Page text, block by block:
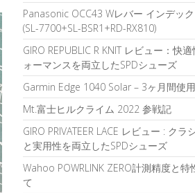
Panasonic OCC43 Wレバー インデッ
(SL-7700+SL-BSR1+RD-RX810)
GIRO REPUBLIC R KNIT レビュー：快
ォーマンスを両立したSPDシューズ
Garmin Edge 1040 Solar – 3ヶ月間使
Mt.富士ヒルクライム 2022 参戦記
GIRO PRIVATEER LACE レビュー : クラ
と実用性を両立したSPDシューズ
Wahoo POWRLINK ZERO計測精度と特
て